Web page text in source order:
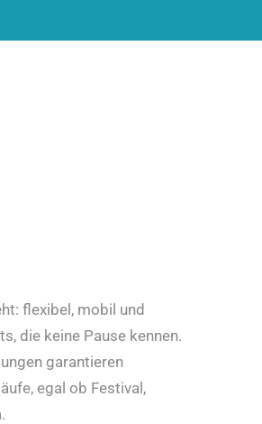
flexibel, mobil und
die keine Pause kennen.
garantieren
egal ob Festival,